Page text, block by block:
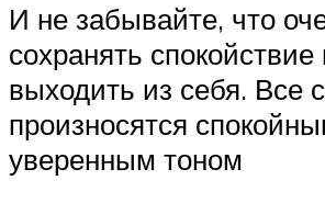
И не забывайте, что
сохранять спокойствие
выходить из себя. Все
произносятся
уверенным тоном